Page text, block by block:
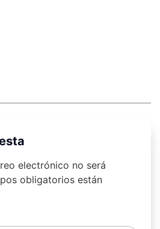
electrónico no será
obligatorios están